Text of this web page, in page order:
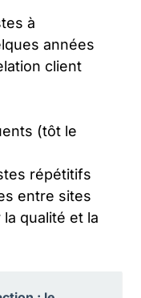
à
années
client
(tôt le
répétitifs
entre sites
qualité et la